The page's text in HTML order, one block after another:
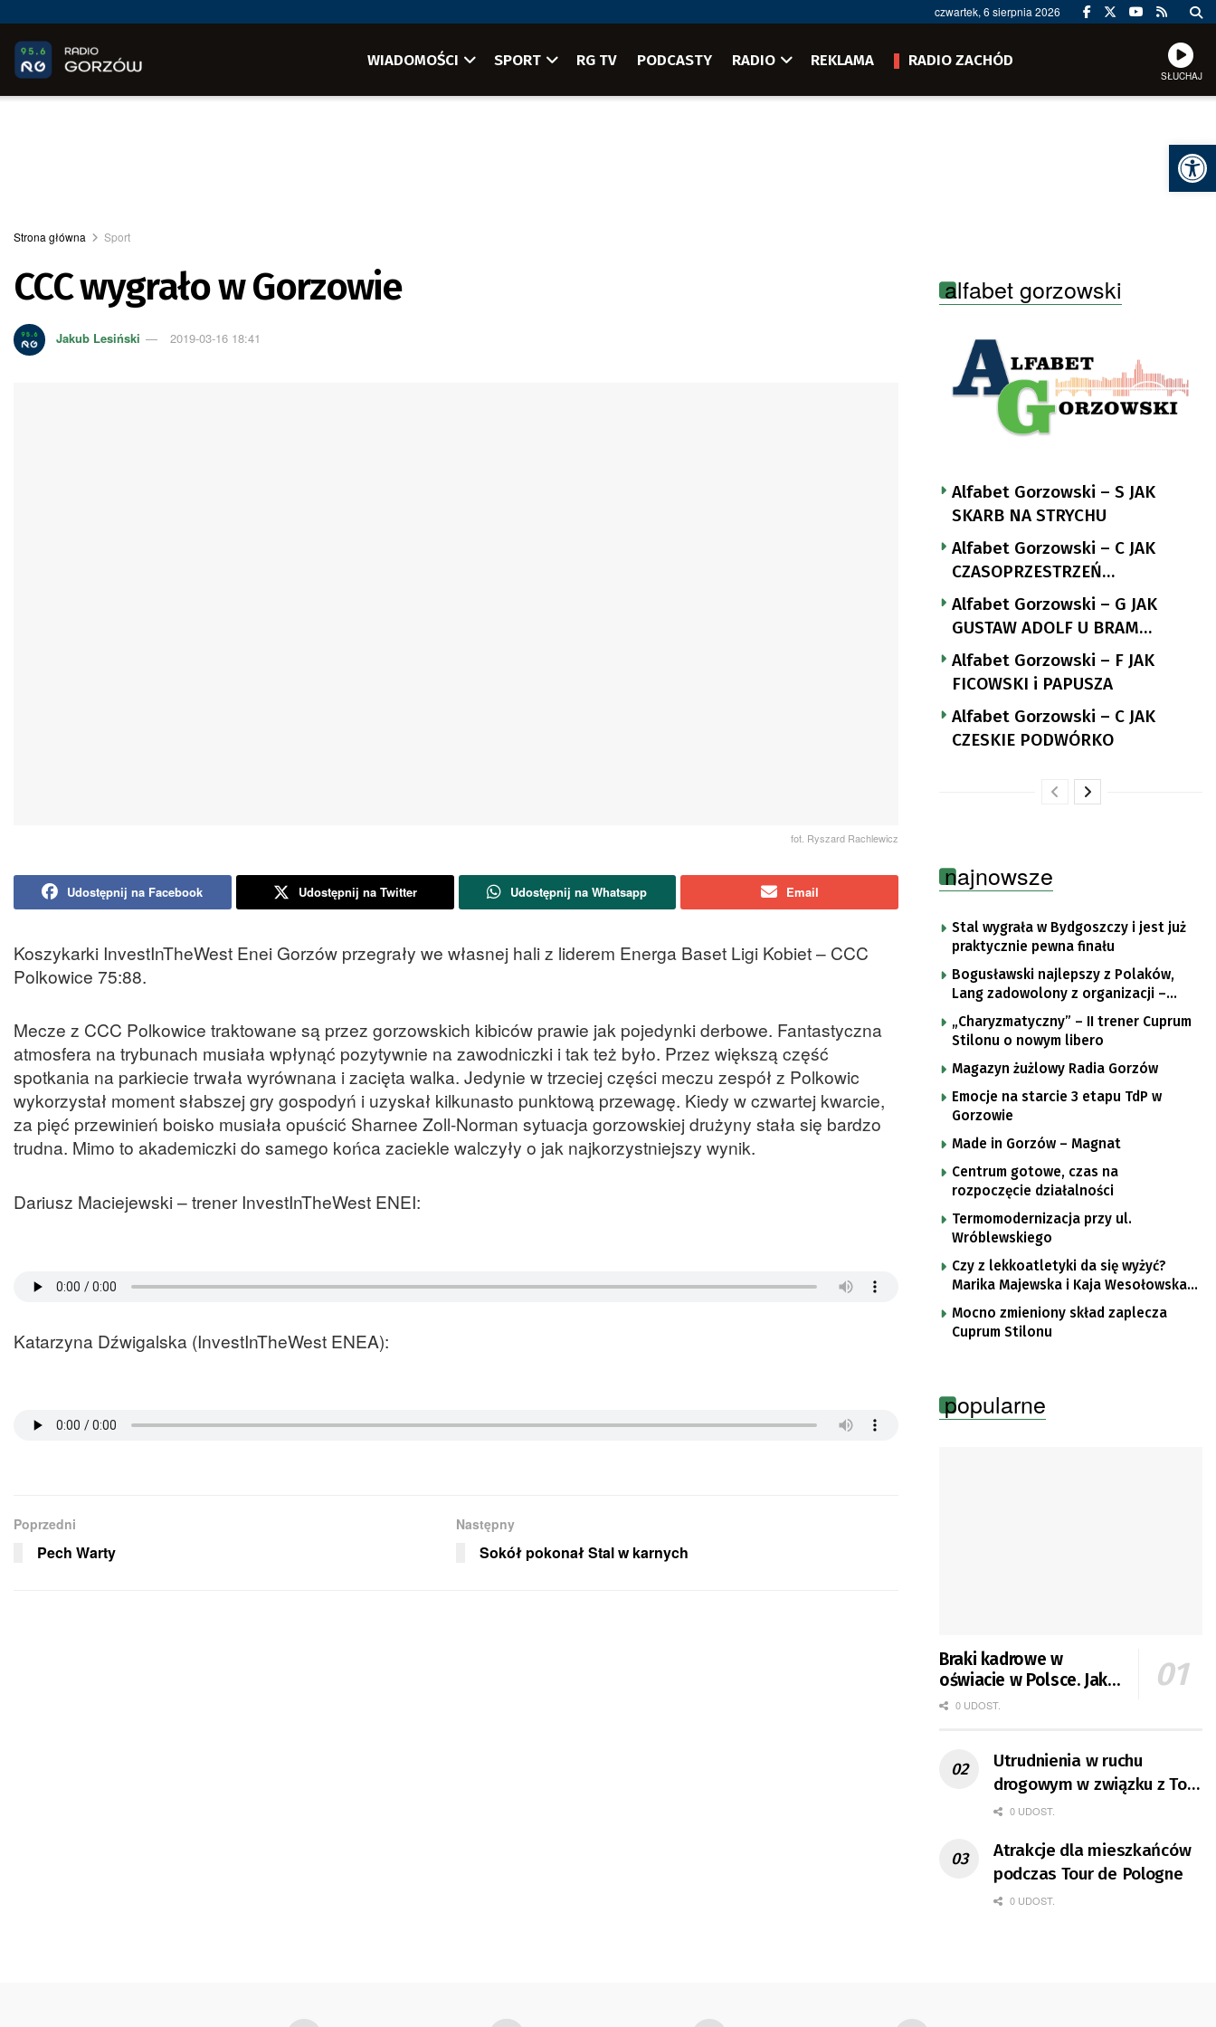
czwartek, 6 sierpnia 2026
WIADOMOŚCI SPORT RG TV PODCASTY RADIO REKLAMA RADIO ZACHÓD
SŁUCHAJ
Strona główna Sport
CCC wygrało w Gorzowie
Jakub Lesiński 2019-03-16 18:41
fot. Ryszard Rachlewicz
Udostępnij na Facebook Udostępnij na Twitter Udostępnij na Whatsapp Email
Koszykarki InvestInTheWest Enei Gorzów przegrały we własnej hali z liderem Energa Baset Ligi Kobiet – CCC
Polkowice 75:88.
Mecze z CCC Polkowice traktowane są przez gorzowskich kibiców prawie jak pojedynki derbowe. Fantastyczna
atmosfera na trybunach musiała wpłynąć pozytywnie na zawodniczki i tak też było. Przez większą część
spotkania na parkiecie trwała wyrównana i zacięta walka. Jedynie w trzeciej części meczu zespół z Polkowic
wykorzystał moment słabszej gry gospodyń i uzyskał kilkunasto punktową przewagę. Kiedy w czwartej kwarcie,
za pięć przewinień boisko musiała opuścić Sharnee Zoll-Norman sytuacja gorzowskiej drużyny stała się bardzo
trudna. Mimo to akademiczki do samego końca zaciekle walczyły o jak najkorzystniejszy wynik.
Dariusz Maciejewski – trener InvestInTheWest ENEI:
Katarzyna Dźwigalska (InvestInTheWest ENEA):
Poprzedni
Pech Warty
Następny
Sokół pokonał Stal w karnych
alfabet gorzowski
Alfabet Gorzowski – S JAK
SKARB NA STRYCHU
Alfabet Gorzowski – C JAK
CZASOPRZESTRZEŃ
NUTTGENSA
Alfabet Gorzowski – G JAK
GUSTAW ADOLF U BRAM
LANDSBERGA
Alfabet Gorzowski – F JAK
FICOWSKI i PAPUSZA
Alfabet Gorzowski – C JAK
CZESKIE PODWÓRKO
najnowsze
Stal wygrała w Bydgoszczy i jest już
praktycznie pewna finału
Bogusławski najlepszy z Polaków,
Lang zadowolony z organizacji –
komentarze po trzecim etapie Tour
de Pologne
„Charyzmatyczny” – II trener Cuprum
Stilonu o nowym libero
Magazyn żużlowy Radia Gorzów
Emocje na starcie 3 etapu TdP w
Gorzowie
Made in Gorzów – Magnat
Centrum gotowe, czas na
rozpoczęcie działalności
Termomodernizacja przy ul.
Wróblewskiego
Czy z lekkoatletyki da się wyżyć?
Marika Majewska i Kaja Wesołowska
o płotkarskiej codzienności
Mocno zmieniony skład zaplecza
Cuprum Stilonu
popularne
Braki kadrowe w
oświacie w Polsce. Jak
jest w Gorzowie?
0 UDOST.
Utrudnienia w ruchu
drogowym w związku z Tour
de Pologne
0 UDOST.
Atrakcje dla mieszkańców
podczas Tour de Pologne
0 UDOST.